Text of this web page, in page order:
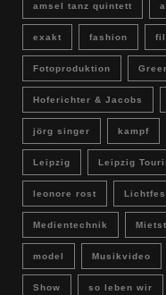
amsel tanz quintett
exakt fashion
Fotoproduktion
Hoferichter & Jacobs
jörg singer kampf
Leipzig Leipzig
leonore rost
Medientechnik
model Musikvideo
Show so leben wir